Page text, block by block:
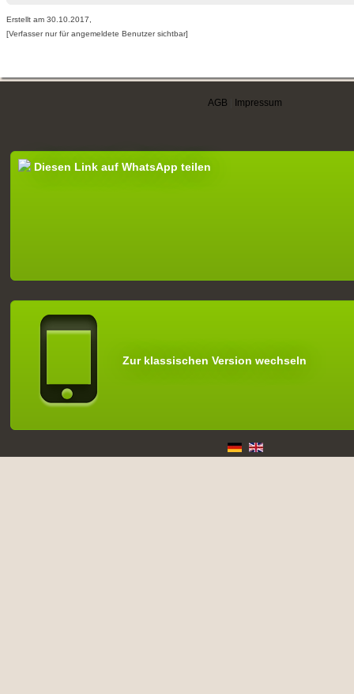
Erstellt am 30.10.2017,
[Verfasser nur für angemeldete Benutzer sichtbar]
AGB Impressum
Diesen Link auf WhatsApp teilen
Zur klassischen Version wechseln